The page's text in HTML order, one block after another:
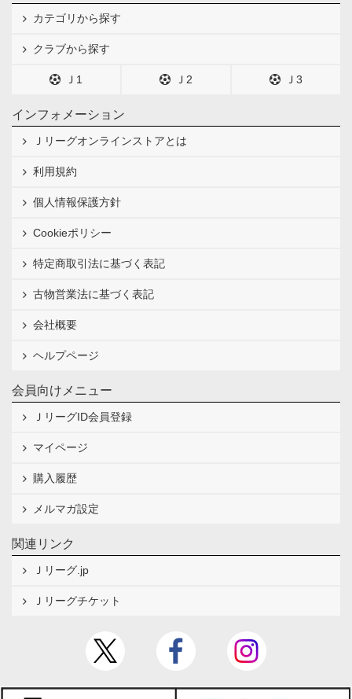
カテゴリから探す
クラブから探す
Ｊ1 Ｊ2 Ｊ3
インフォメーション
Ｊリーグオンラインストアとは
利用規約
個人情報保護方針
Cookieポリシー
特定商取引法に基づく表記
古物営業法に基づく表記
会社概要
ヘルプページ
会員向けメニュー
ＪリーグID会員登録
マイページ
購入履歴
メルマガ設定
関連リンク
Ｊリーグ.jp
Ｊリーグチケット